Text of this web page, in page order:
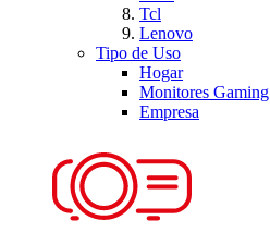
Tcl
Lenovo
Tipo de Uso
Hogar
Monitores Gaming
Empresa